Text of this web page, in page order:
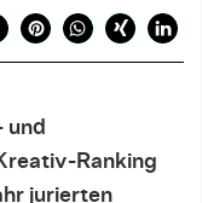
und
Ranking
jurierten